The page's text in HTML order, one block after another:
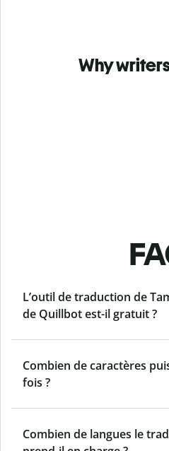
Why
L’outil de traduction de
de Quillbot est-il gratuit ?
Combien de caractères
fois ?
Combien de langues le